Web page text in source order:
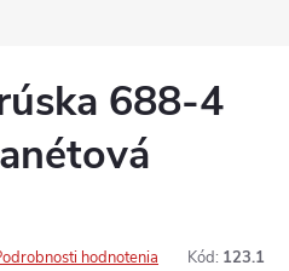
688-4
hodnotenia Kód: 123.1